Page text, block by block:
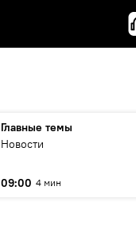
Главные темы
Новости
09:00 4 мин